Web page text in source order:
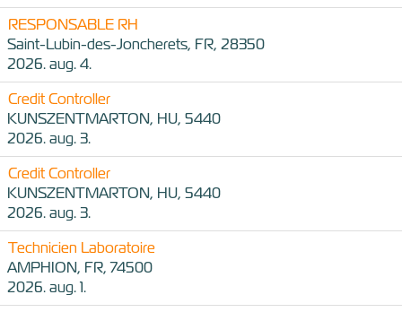
RESPONSABLE RH
Saint-Lubin-des-Joncherets, FR, 28350
2026. aug. 4.
Credit Controller
KUNSZENTMARTON, HU, 5440
2026. aug. 3.
Credit Controller
KUNSZENTMARTON, HU, 5440
2026. aug. 3.
Technicien Laboratoire
AMPHION, FR, 74500
2026. aug. 1.